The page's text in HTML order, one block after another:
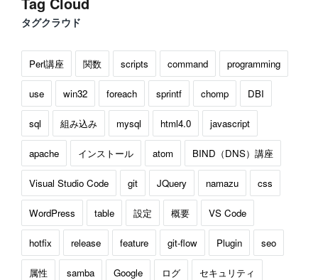
タグクラウド
Perl講座 関数 scripts command programming
use win32 foreach sprintf chomp DBI
sql 組み込み mysql html4.0 javascript
apache インストール atom BIND（DNS）講座
Visual Studio Code git JQuery namazu css
WordPress table 設定 概要 VS Code
hotfix release feature git-flow Plugin seo
属性 samba Google ログ セキュリティ